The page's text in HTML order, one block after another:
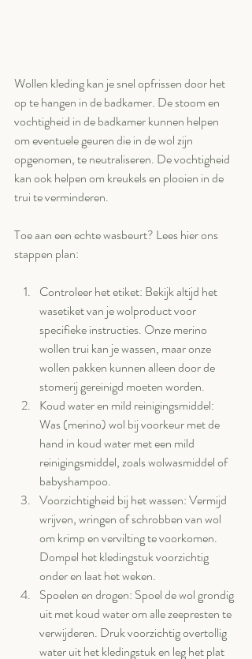
Wollen kleding kan je snel opfrissen door het
op te hangen in de badkamer. De stoom en
vochtigheid in de badkamer kunnen helpen
om eventuele geuren die in de wol zijn
opgenomen, te neutraliseren. De vochtigheid
kan ook helpen om kreukels en plooien in de
trui te verminderen.
Toe aan een echte wasbeurt? Lees hier ons
stappen plan:
Controleer het etiket: Bekijk altijd het
wasetiket van je wolproduct voor
specifieke instructies. Onze merino
wollen trui kan je wassen, maar onze
wollen pakken kunnen alleen door de
stomerij gereinigd moeten worden.
Koud water en mild reinigingsmiddel:
Was (merino) wol bij voorkeur met de
hand in koud water met een mild
reinigingsmiddel, zoals wolwasmiddel of
babyshampoo.
Voorzichtigheid bij het wassen: Vermijd
wrijven, wringen of schrobben van wol
om krimp en vervilting te voorkomen.
Dompel het kledingstuk voorzichtig
onder en laat het weken.
Spoelen en drogen: Spoel de wol grondig
uit met koud water om alle zeepresten te
verwijderen. Druk voorzichtig overtollig
water uit het kledingstuk en leg het plat